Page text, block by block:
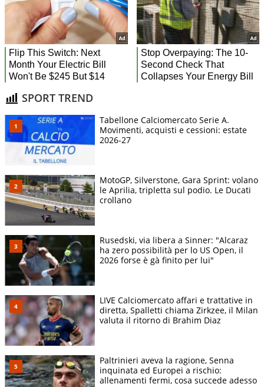
SPORT TREND
Tabellone Calciomercato Serie A.
Movimenti, acquisti e cessioni: estate
2026-27
MotoGP, Silverstone, Gara Sprint: volano
le Aprilia, tripletta sul podio. Le Ducati
crollano
Rusedski, via libera a Sinner: "Alcaraz
ha zero possibilità per lo US Open, il
2026 forse è gà finito per lui"
LIVE Calciomercato affari e trattative in
diretta, Spalletti chiama Zirkzee, il Milan
valuta il ritorno di Brahim Diaz
Paltrinieri aveva la ragione, Senna
inquinata ed Europei a rischio:
allenamenti fermi, cosa succede adesso